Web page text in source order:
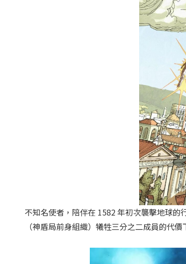
不知名使者，陪伴在 1582 年初次襲擊地球
（神盾局前身組織）犧牲三分之二成員的代價